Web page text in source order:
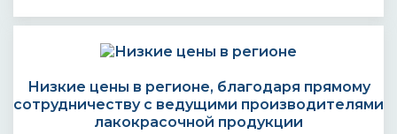
Низкие цены в регионе, благодаря прямому
сотрудничеству с ведущими производителями
лакокрасочной продукции